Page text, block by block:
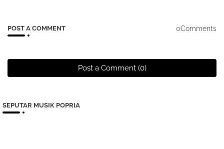
POST A COMMENT 0Comments
Post a Comment (0)
SEPUTAR MUSIK POPRIA